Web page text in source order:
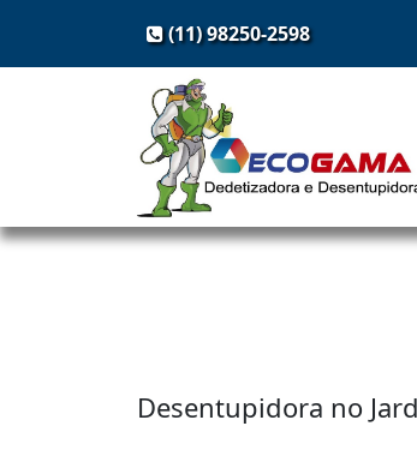
(11) 98250-2598
Desentupidora no